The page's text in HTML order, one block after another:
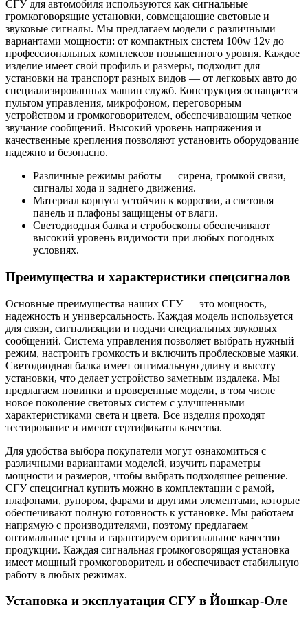
СГУ для автомобиля используются как сигнальные
громкоговорящие установки, совмещающие световые и
звуковые сигналы. Мы предлагаем модели с различными
вариантами мощности: от компактных систем 100w 12v до
профессиональных комплексов повышенного уровня. Каждое
изделие имеет свой профиль и размеры, подходит для
установки на транспорт разных видов — от легковых авто до
специализированных машин служб. Конструкция оснащается
пультом управления, микрофоном, переговорным
устройством и громкоговорителем, обеспечивающим четкое
звучание сообщений. Высокий уровень напряжения и
качественные крепления позволяют установить оборудование
надежно и безопасно.
Различные режимы работы — сирена, громкой связи,
сигналы хода и заднего движения.
Материал корпуса устойчив к коррозии, а световая
панель и плафоны защищены от влаги.
Светодиодная балка и стробоскопы обеспечивают
высокий уровень видимости при любых погодных
условиях.
Преимущества и характеристики спецсигналов
Основные преимущества наших СГУ — это мощность,
надежность и универсальность. Каждая модель используется
для связи, сигнализации и подачи специальных звуковых
сообщений. Система управления позволяет выбрать нужный
режим, настроить громкость и включить проблесковые маяки.
Светодиодная балка имеет оптимальную длину и высоту
установки, что делает устройство заметным издалека. Мы
предлагаем новинки и проверенные модели, в том числе
новое поколение световых систем с улучшенными
характеристиками света и цвета. Все изделия проходят
тестирование и имеют сертификаты качества.
Для удобства выбора покупатели могут ознакомиться с
различными вариантами моделей, изучить параметры
мощности и размеров, чтобы выбрать подходящее решение.
СГУ спецсигнал купить можно в комплектации с рамой,
плафонами, рупором, фарами и другими элементами, которые
обеспечивают полную готовность к установке. Мы работаем
напрямую с производителями, поэтому предлагаем
оптимальные цены и гарантируем оригинальное качество
продукции. Каждая сигнальная громкоговорящая установка
имеет мощный громкоговоритель и обеспечивает стабильную
работу в любых режимах.
Установка и эксплуатация СГУ в Йошкар-Оле